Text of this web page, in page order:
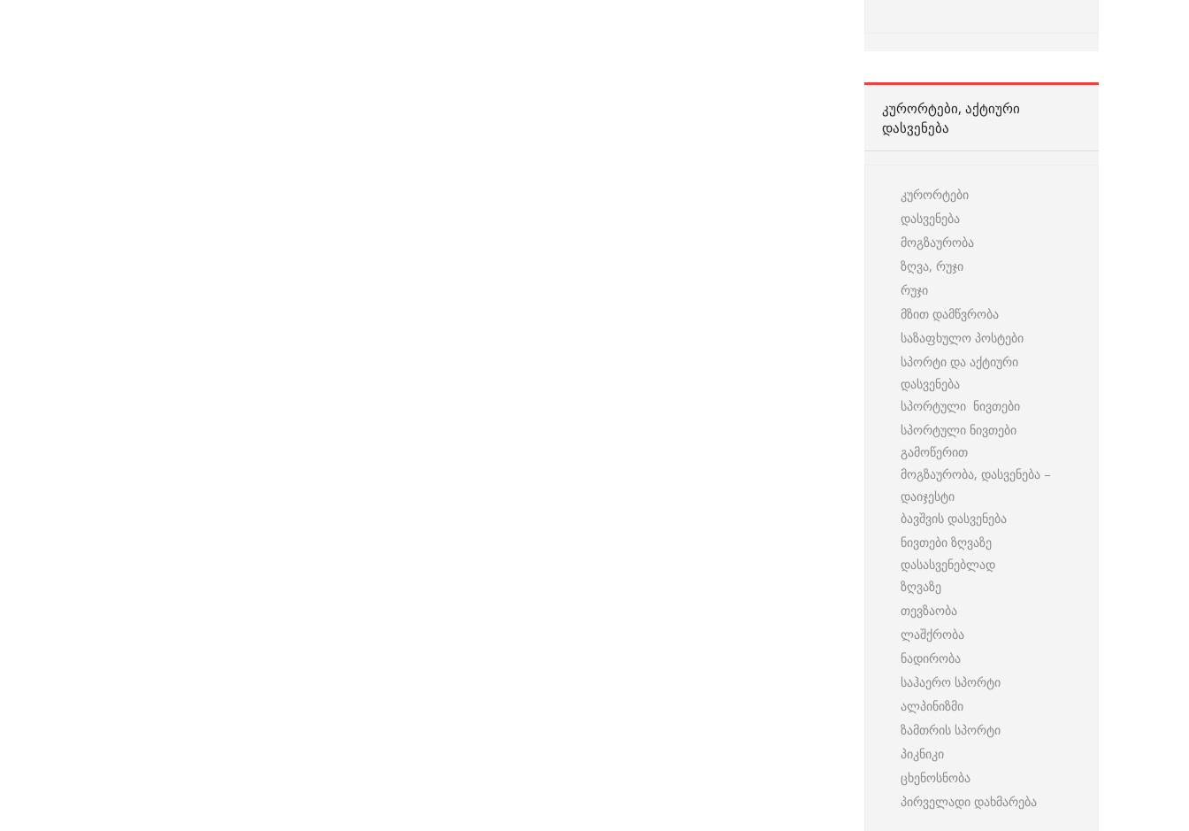
ᲙᲣᲠᲝᲠᲢᲔᲑᲘ, ᲐᲥᲢᲘᲣᲠᲘ
ᲓᲐᲡᲕᲔᲜᲔᲑᲐ
კურორტები
დასვენება
მოგზაურობა
ზღვა, რუჯი
რუჯი
მზით დამწვრობა
საზაფხულო პოსტები
სპორტი და აქტიური
დასვენება
სპორტული ნივთები
სპორტული ნივთები
გამოწერით
მოგზაურობა, დასვენება –
დაიჯესტი
ბავშვის დასვენება
ნივთები ზღვაზე
დასასვენებლად
ზღვაზე
თევზაობა
ლაშქრობა
ნადირობა
საჰაერო სპორტი
ალპინიზმი
ზამთრის სპორტი
პიკნიკი
ცხენოსნობა
პირველადი დახმარება